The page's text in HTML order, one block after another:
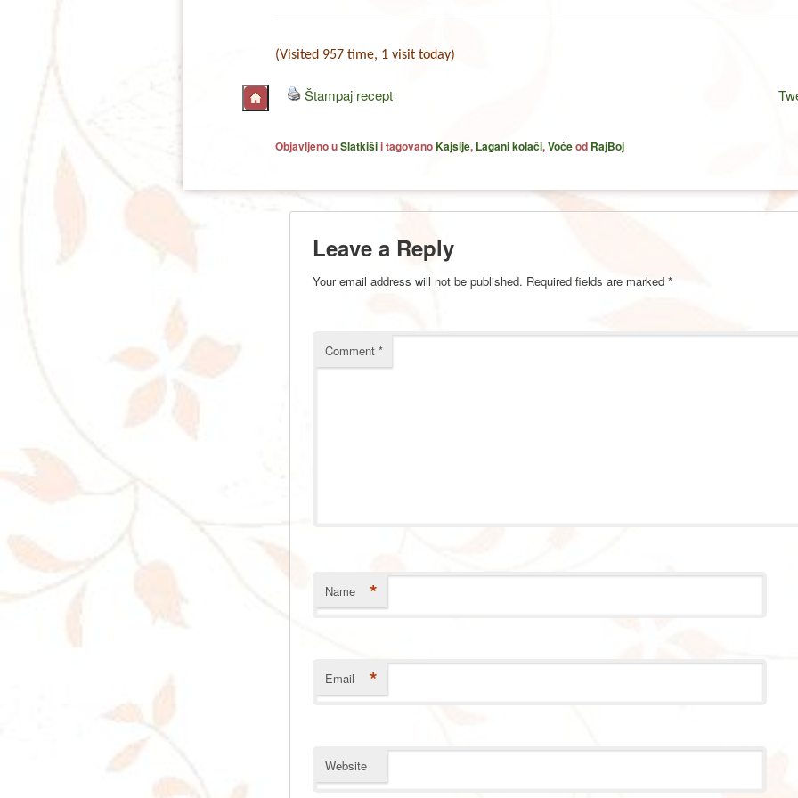
(Visited 957 time, 1 visit today)
Štampaj recept
Objavljeno uSlatkišii tagovanoKajsije, Lagani kolači,Voćeod RajBoj
Leave a Reply
Your email address will not be published. Required fields are marked *
Comment *
Name *
Email *
Website